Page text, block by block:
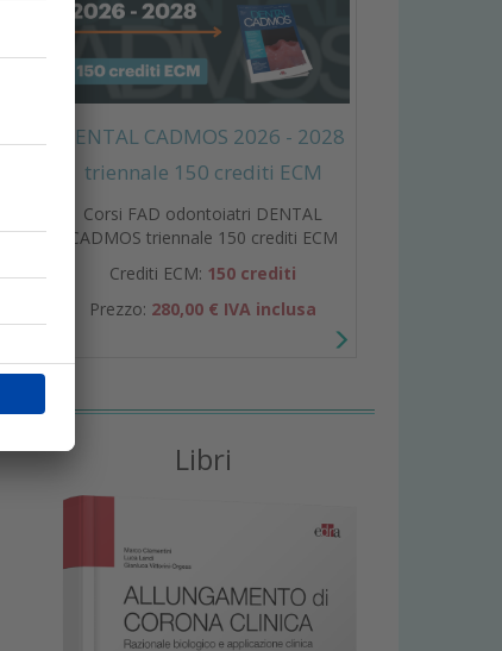
DENTAL CADMOS 2026 - 2028
triennale 150 crediti ECM
Corsi FAD odontoiatri DENTAL
CADMOS triennale 150 crediti ECM
Crediti ECM: 150 crediti
Prezzo: 280,00 € IVA inclusa
Libri